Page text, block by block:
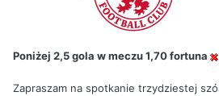
Poniżej 2,5 gola w meczu 1,70 fortuna
Zapraszam na spotkanie trzydziestej